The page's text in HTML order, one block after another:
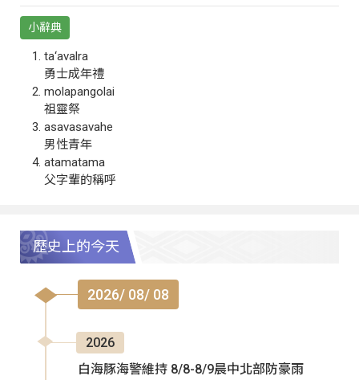
小辭典
ta‘avalra
勇士成年禮
molapangolai
祖靈祭
asavasavahe
男性青年
atamatama
父字輩的稱呼
歷史上的今天
2026/ 08/ 08
2026
白海豚海警維持 8/8-8/9晨中北部防豪雨